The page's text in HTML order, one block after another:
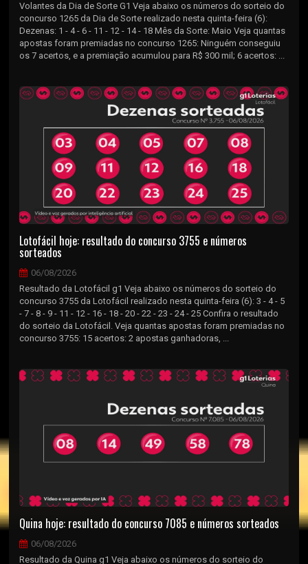
Volantes da Dia de Sorte G1 Veja abaixo os números do sorteio do
concurso 1265 da Dia de Sorte realizado nesta quinta-feira (6):
Dezenas: 1 - 4 - 6 - 11 - 12 - 14 - 18 Mês da Sorte: Maio Veja quantas
apostas foram premiadas no concurso 1265: Ninguém conseguiu
os 7 acertos, e a premiação acumulou para R$ 300 mil; 6 acertos: ...
Lotofácil hoje: resultado do concurso 3755 e números
sorteados
06/08/2026
Resultado da Lotofácil g1 Veja abaixo os números do sorteio do
concurso 3755 da Lotofácil realizado nesta quinta-feira (6): 3 - 4 - 5
- 7 - 8 - 9 - 11 - 12 - 16 - 18 - 20 - 22 - 23 - 24 - 25 Confira o resultado
do sorteio da Lotofácil. Veja quantas apostas foram premiadas no
concurso 3755: 15 acertos: 2 apostas ganhadoras, ...
Quina hoje: resultado do concurso 7085 e números sorteados
06/08/2026
Resultado da Quina g1 Veja abaixo os números do sorteio do